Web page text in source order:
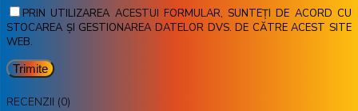
PRIN UTILIZAREA ACESTUI FORMULAR, SUNTEȚI DE ACORD CU
STOCAREA ȘI GESTIONAREA DATELOR DVS. DE CĂTRE ACEST SITE
WEB.
RECENZII (0)